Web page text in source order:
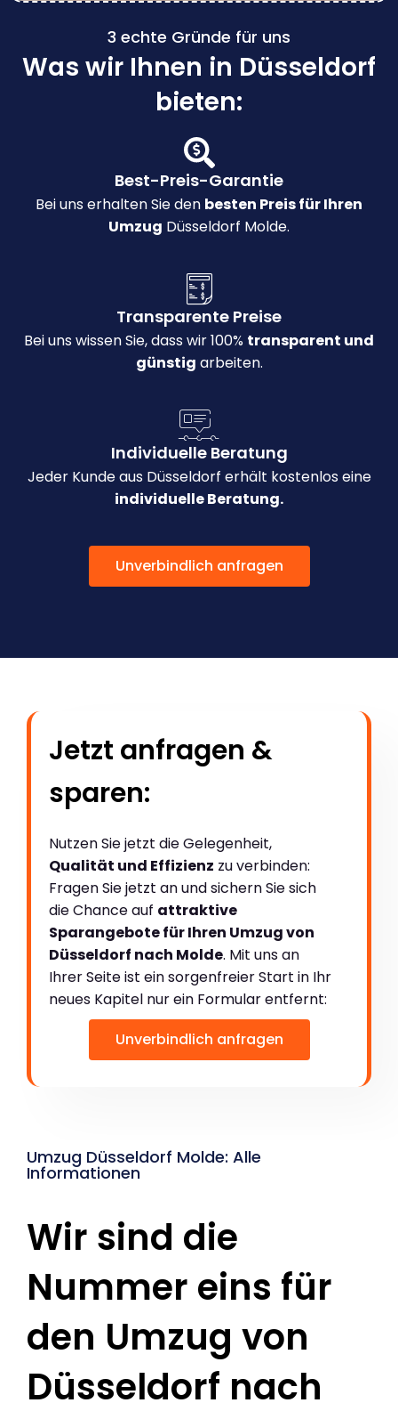
3 echte Gründe für uns
Was wir Ihnen in Düsseldorf
bieten:
Best-Preis-Garantie
Bei uns erhalten Sie den besten Preis für Ihren
Umzug Düsseldorf Molde.
Transparente Preise
Bei uns wissen Sie, dass wir 100% transparent und
günstig arbeiten.
Individuelle Beratung
Jeder Kunde aus Düsseldorf erhält kostenlos eine
individuelle Beratung.
Unverbindlich anfragen
Jetzt anfragen &
sparen:
Nutzen Sie jetzt die Gelegenheit,
Qualität und Effizienz zu verbinden:
Fragen Sie jetzt an und sichern Sie sich
die Chance auf attraktive
Sparangebote für Ihren Umzug von
Düsseldorf nach Molde. Mit uns an
Ihrer Seite ist ein sorgenfreier Start in Ihr
neues Kapitel nur ein Formular entfernt:
Unverbindlich anfragen
Umzug Düsseldorf Molde: Alle
Informationen
Wir sind die
Nummer eins für
den Umzug von
Düsseldorf nach